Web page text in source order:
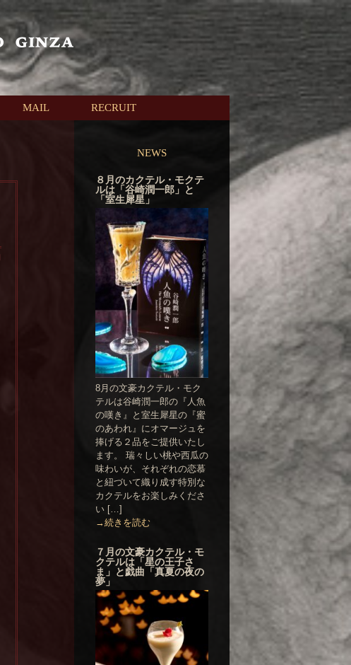
MAIL RECRUIT
NEWS
８月のカクテル・モクテ
ルは「谷崎潤一郎」と
「室生犀星」
8月の文豪カクテル・モク
テルは谷崎潤一郎の『人魚
の嘆き』と室生犀星の『蜜
のあわれ』にオマージュを
捧げる２品をご提供いたし
ます。 瑞々しい桃や西瓜の
味わいが、それぞれの恋慕
と紐づいて織り成す特別な
カクテルをお楽しみくださ
い […]
→続きを読む
７月の文豪カクテル・モ
クテルは「星の王子さ
ま」と戯曲「真夏の夜の
夢」